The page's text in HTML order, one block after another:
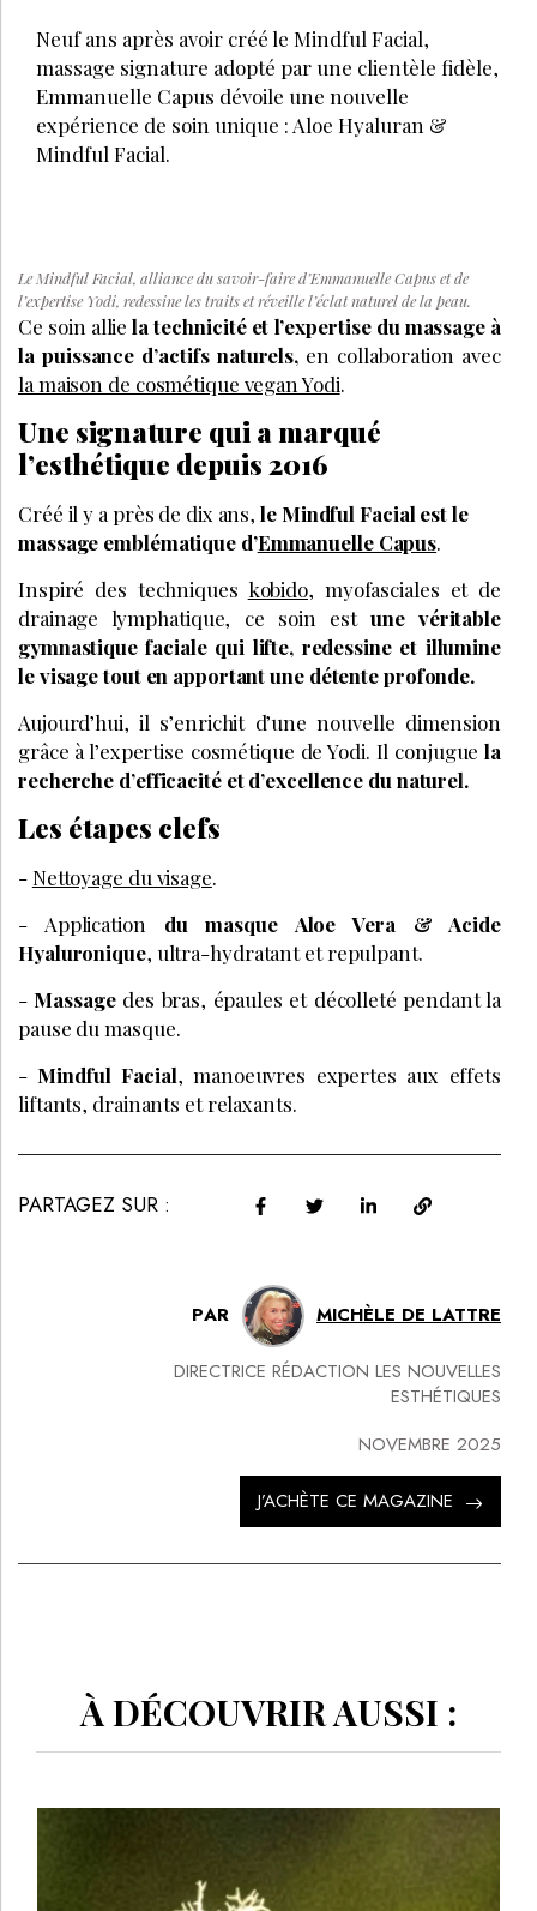
Neuf ans après avoir créé le Mindful Facial,
massage signature adopté par une clientèle fidèle,
Emmanuelle Capus dévoile une nouvelle
expérience de soin unique : Aloe Hyaluran &
Mindful Facial.
Le Mindful Facial, alliance du savoir-faire d’Emmanuelle Capus et de
l’expertise Yodi, redessine les traits et réveille l’éclat naturel de la peau.
Ce soin allie la technicité et l’expertise du massage à
la puissance d’actifs naturels, en collaboration avec
la maison de cosmétique vegan Yodi.
Une signature qui a marqué
l’esthétique depuis 2016
Créé il y a près de dix ans,le Mindful Facial est le
massage emblématique d’Emmanuelle Capus.
Inspiré des techniques kobido, myofasciales et de
drainage lymphatique, ce soin est une véritable
gymnastique faciale qui lifte, redessine et illumine
le visage tout en apportant une détente profonde.
Aujourd’hui, il s’enrichit d’une nouvelle dimension
grâce à l’expertise cosmétique de Yodi. Il conjuguela
recherche d’efficacité et d’excellence du naturel.
Les étapes clefs
-Nettoyage du visage.
- Application du masque Aloe Vera & Acide
Hyaluronique, ultra-hydratant et repulpant.
- Massagedes bras, épaules et décolleté pendant la
pause du masque.
- Mindful Facial, manoeuvres expertes aux effets
liftants, drainants et relaxants.
PARTAGEZ SUR :
PAR MICHÈLE DE LATTRE
DIRECTRICE RÉDACTION LES NOUVELLES
ESTHÉTIQUES
NOVEMBRE 2025
J’ACHÈTE CE MAGAZINE
À DÉCOUVRIR AUSSI :